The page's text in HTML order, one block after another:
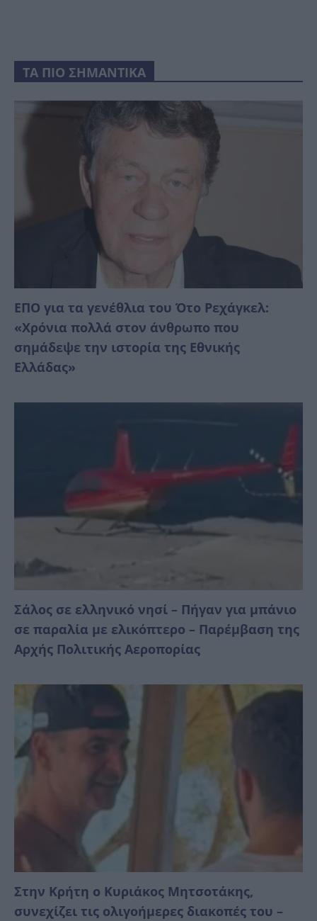
ΤΑ ΠΙΟ ΣΗΜΑΝΤΙΚΑ
ΕΠΟ για τα γενέθλια του Ότο Ρεχάγκελ:
«Χρόνια πολλά στον άνθρωπο που
σημάδεψε την ιστορία της Εθνικής
Ελλάδας»
Σάλος σε ελληνικό νησί – Πήγαν για μπάνιο
σε παραλία με ελικόπτερο – Παρέμβαση της
Αρχής Πολιτικής Αεροπορίας
Στην Κρήτη ο Κυριάκος Μητσοτάκης,
συνεχίζει τις ολιγοήμερες διακοπές του –